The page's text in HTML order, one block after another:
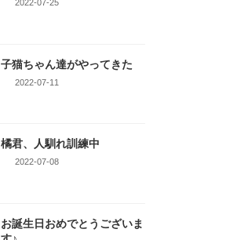
2022-07-25
子猫ちゃん達がやってきた
2022-07-11
橘君、人馴れ訓練中
2022-07-08
お誕生日おめでとうございま